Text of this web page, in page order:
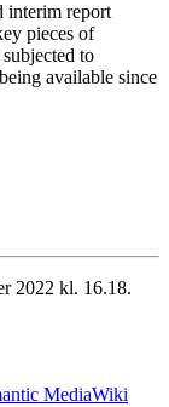
interim report
pieces of
to
available since
2022 kl. 16.18.
MediaWiki